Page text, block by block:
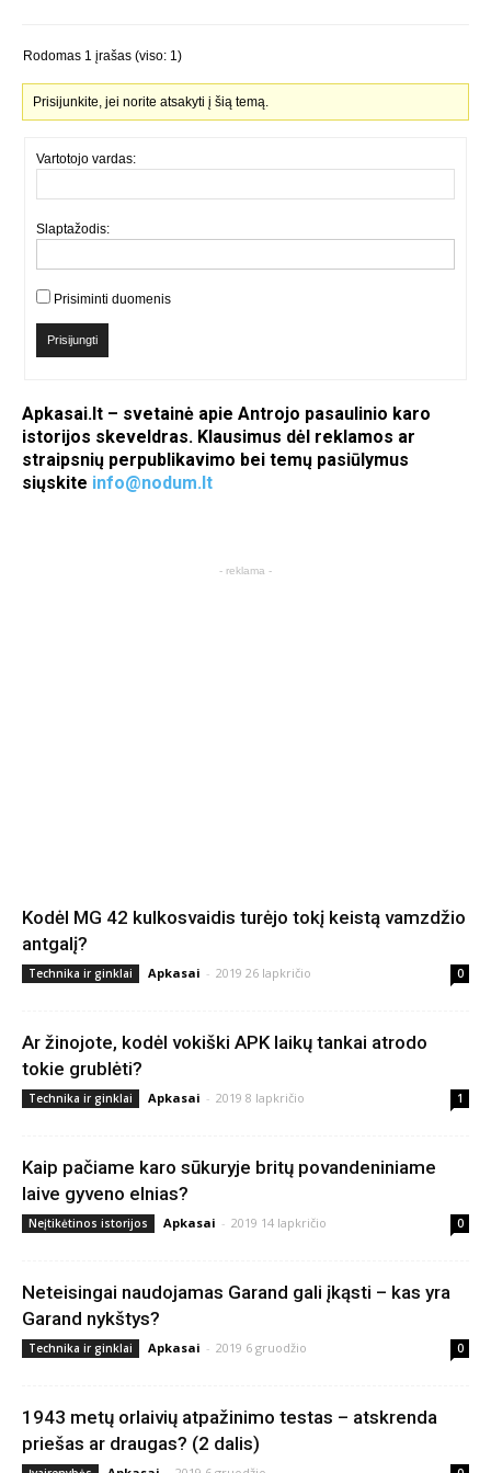
Rodomas 1 įrašas (viso: 1)
Prisijunkite, jei norite atsakyti į šią temą.
Vartotojo vardas:
Slaptažodis:
Prisiminti duomenis
Prisijungti
Apkasai.lt – svetainė apie Antrojo pasaulinio karo
istorijos skeveldras. Klausimus dėl reklamos ar
straipsnių perpublikavimo bei temų pasiūlymus
siųskite info@nodum.lt
- reklama -
Kodėl MG 42 kulkosvaidis turėjo tokį keistą vamzdžio
antgalį?
Technika ir ginklai Apkasai - 2019 26 lapkričio 0
Ar žinojote, kodėl vokiški APK laikų tankai atrodo
tokie grublėti?
Technika ir ginklai Apkasai - 2019 8 lapkričio 1
Kaip pačiame karo sūkuryje britų povandeniniame
laive gyveno elnias?
Neįtikėtinos istorijos Apkasai - 2019 14 lapkričio 0
Neteisingai naudojamas Garand gali įkąsti – kas yra
Garand nykštys?
Technika ir ginklai Apkasai - 2019 6 gruodžio 0
1943 metų orlaivių atpažinimo testas – atskrenda
priešas ar draugas? (2 dalis)